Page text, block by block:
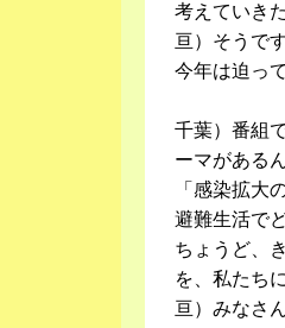
考えていき
亘）そうで
今年は迫っ
千葉）番組
ーマがある
「感染拡大
避難生活で
ちょうど、
を、私たち
亘）みなさ